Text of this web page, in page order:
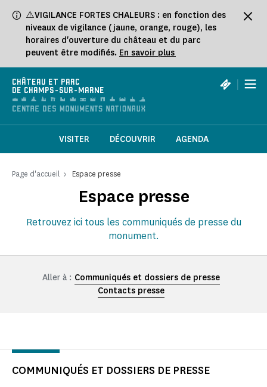
⚠️VIGILANCE FORTES CHALEURS : en fonction des
niveaux de vigilance (jaune, orange, rouge), les
horaires d'ouverture du château et du parc
peuvent être modifiés. En savoir plus
CHÂTEAU ET PARC
DE CHAMPS-SUR-MARNE
|
VISITER DÉCOUVRIR AGENDA
Page d'accueil Espace presse
Espace presse
Retrouvez ici tous les communiqués de presse du
monument.
Aller à : Communiqués et dossiers de presse
Contacts presse
COMMUNIQUÉS ET DOSSIERS DE PRESSE